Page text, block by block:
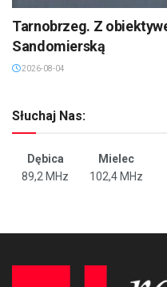
Tarnobrzeg. Z
Sandomierską
2026-08-04
Słuchaj Nas:
Dębica Mielec
89,2 MHz
102,4 MHz